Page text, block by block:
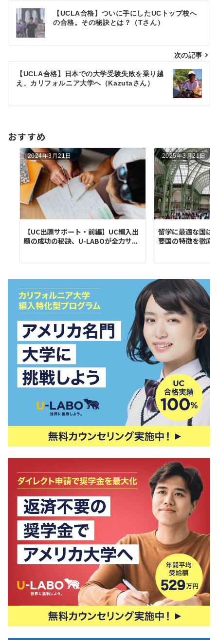
投
稿
ナ
ビ
ー
シ
ン
【UCLA合格】ついに手にしたUCトップ校へ
の合格。その秘訣とは？（Tさん）
次の記事
【UCLA合格】日本での大学受験失敗を乗り越
え、カリフォルニア大学へ（Kazutaさん）
おすすめ
2024年3月21日
【UC出願サポート・前編】UC編入出
願の成功の秘訣、U-LABOが全力サ...
2025年3月21日
留学に最適な国は
要国の特徴を徹底